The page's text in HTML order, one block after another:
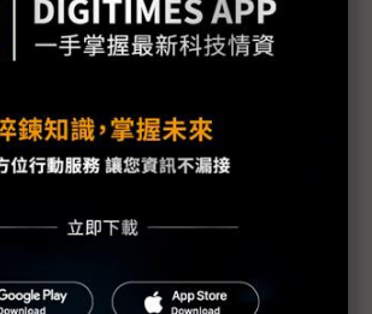
美無人機合作跨大步
訪台 閉門合作會議究竟談了什麼？
接棒 奧克拉荷馬州有望成台廠測試
國際訂單 目標4年10倍成長